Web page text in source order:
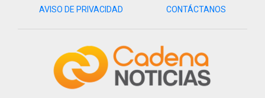
AVISO DE PRIVACIDAD CONTÁCTANOS